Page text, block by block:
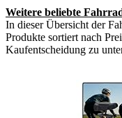
Weitere beliebte
In dieser Übersicht der
Produkte sortiert nach
Kaufentscheidung zu